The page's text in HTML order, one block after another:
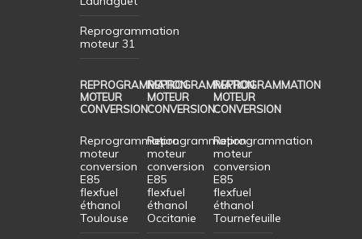
Reprogrammation
moteur 31
REPROGRAMMATION
MOTEUR
CONVERSION
Reprogrammation
moteur
conversion
E85
flexfuel
éthanol
Toulouse
REPROGRAMMATION
MOTEUR
CONVERSION
Reprogrammation
moteur
conversion
E85
flexfuel
éthanol
Occitanie
REPROGRAMMATION
MOTEUR
CONVERSION
Reprogrammation
moteur
conversion
E85
flexfuel
éthanol
Tournefeuille